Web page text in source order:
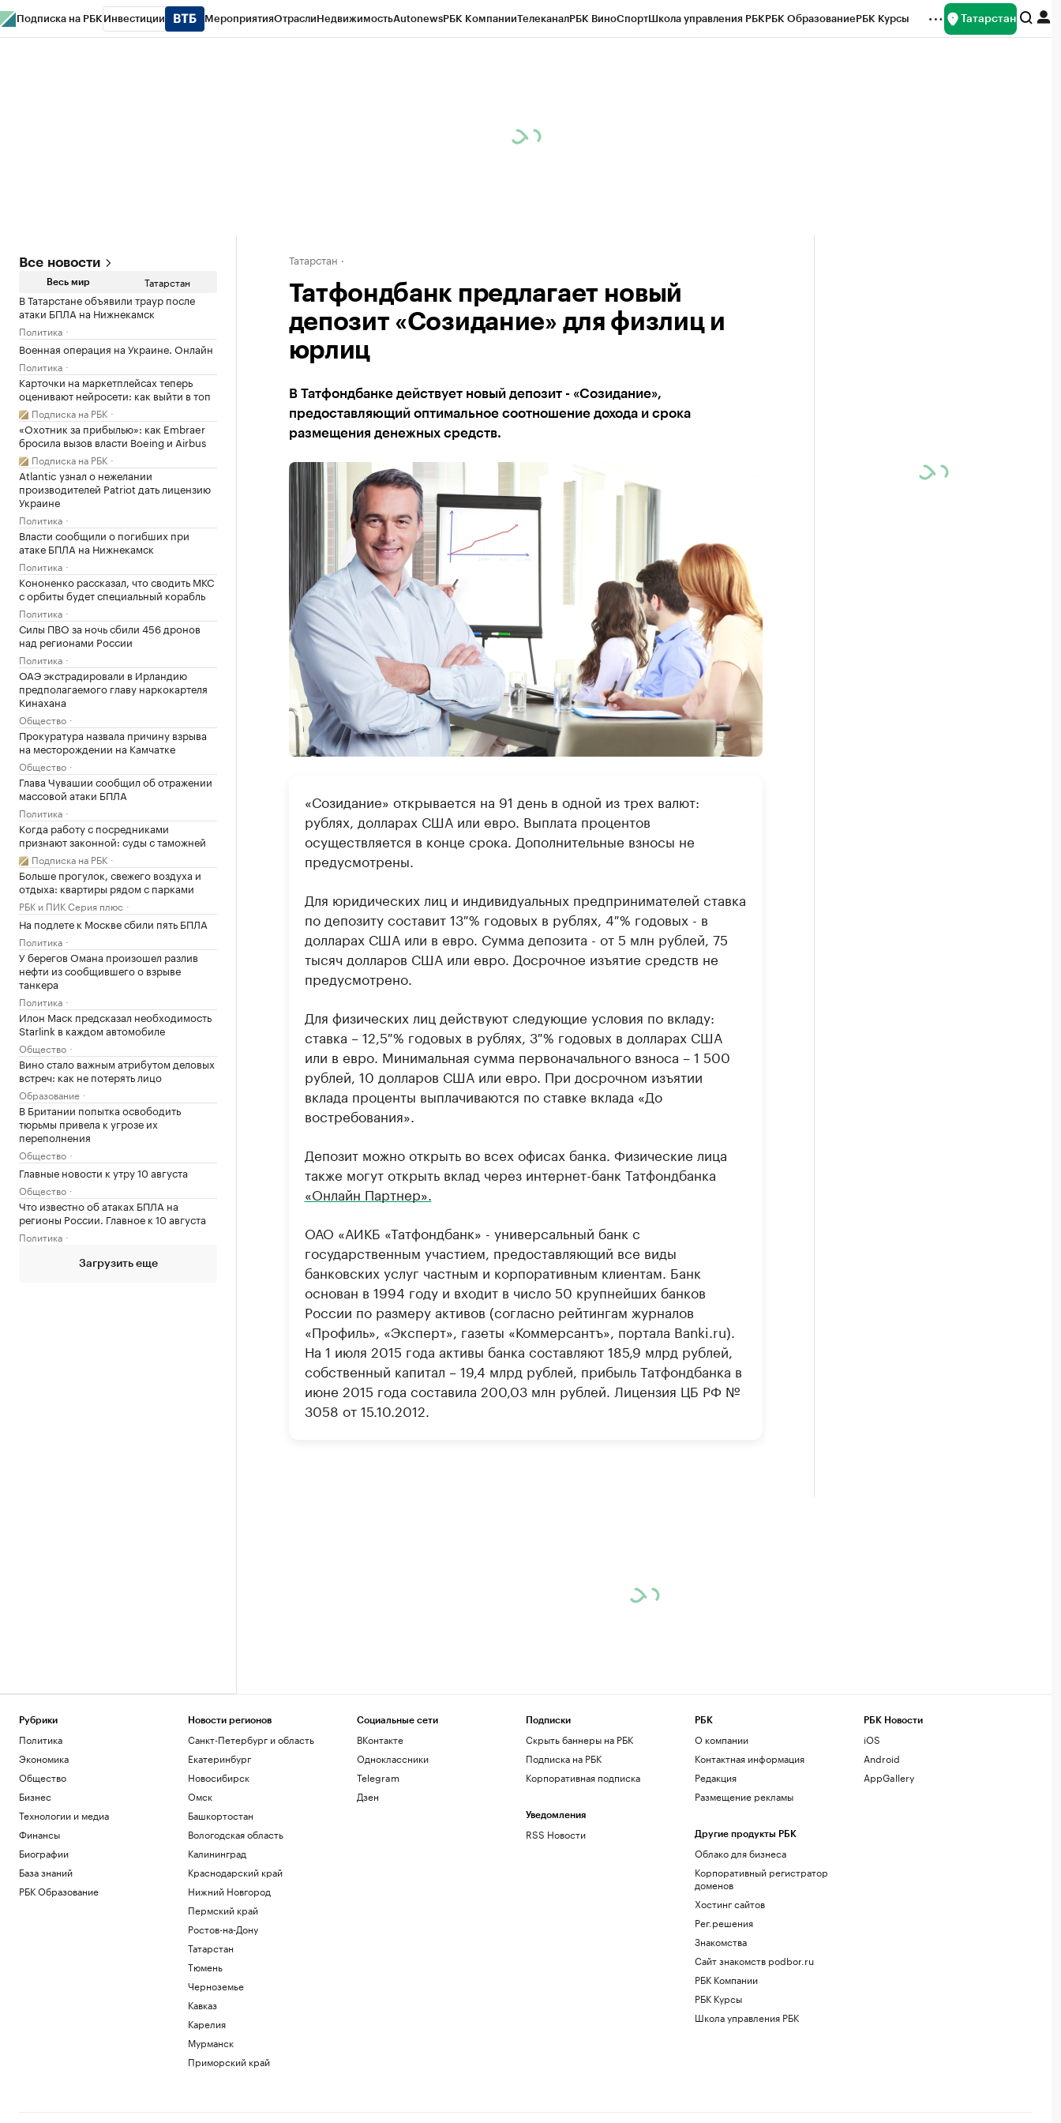
Подписка на РБК Инвестиции МероприятияОтраслиНедвижимостьAutonewsРБК КомпанииТелеканалРБК ВиноСпортШкола управления РБКРБК ОбразованиеРБК Курсы Татарстан
Все новости
Весь мир Татарстан
В Татарстане объявили траур после
атаки БПЛА на Нижнекамск
Политика
Военная операция на Украине. Онлайн
Политика
Карточки на маркетплейсах теперь
оценивают нейросети: как выйти в топ
Подписка на РБК
«Охотник за прибылью»: как Embraer
бросила вызов власти Boeing и Airbus
Подписка на РБК
Atlantic узнал о нежелании
производителей Patriot дать лицензию
Украине
Политика
Власти сообщили о погибших при
атаке БПЛА на Нижнекамск
Политика
Кононенко рассказал, что сводить МКС
с орбиты будет специальный корабль
Политика
Силы ПВО за ночь сбили 456 дронов
над регионами России
Политика
ОАЭ экстрадировали в Ирландию
предполагаемого главу наркокартеля
Кинахана
Общество
Прокуратура назвала причину взрыва
на месторождении на Камчатке
Общество
Глава Чувашии сообщил об отражении
массовой атаки БПЛА
Политика
Когда работу с посредниками
признают законной: суды с таможней
Подписка на РБК
Больше прогулок, свежего воздуха и
отдыха: квартиры рядом с парками
РБК и ПИК Серия плюс
На подлете к Москве сбили пять БПЛА
Политика
У берегов Омана произошел разлив
нефти из сообщившего о взрыве
танкера
Политика
Илон Маск предсказал необходимость
Starlink в каждом автомобиле
Общество
Вино стало важным атрибутом деловых
встреч: как не потерять лицо
Образование
В Британии попытка освободить
тюрьмы привела к угрозе их
переполнения
Общество
Главные новости к утру 10 августа
Общество
Что известно об атаках БПЛА на
регионы России. Главное к 10 августа
Политика
Загрузить еще
Татарстан
Татфондбанк предлагает новый
депозит «Созидание» для физлиц и
юрлиц
В Татфондбанке действует новый депозит - «Созидание»,
предоставляющий оптимальное соотношение дохода и срока
размещения денежных средств.
«Созидание» открывается на 91 день в одной из трех валют:
рублях, долларах США или евро. Выплата процентов
осуществляется в конце срока. Дополнительные взносы не
предусмотрены.
Для юридических лиц и индивидуальных предпринимателей ставка
по депозиту составит 13 % годовых в рублях, 4 % годовых - в
долларах США или в евро. Сумма депозита - от 5 млн рублей, 75
тысяч долларов США или евро. Досрочное изъятие средств не
предусмотрено.
Для физических лиц действуют следующие условия по вкладу:
ставка – 12,5 % годовых в рублях, 3 % годовых в долларах США
или в евро. Минимальная сумма первоначального взноса – 1 500
рублей, 10 долларов США или евро. При досрочном изъятии
вклада проценты выплачиваются по ставке вклада «До
востребования».
Депозит можно открыть во всех офисах банка. Физические лица
также могут открыть вклад через интернет-банк Татфондбанка
«Онлайн Партнер».
ОАО «АИКБ «Татфондбанк» - универсальный банк с
государственным участием, предоставляющий все виды
банковских услуг частным и корпоративным клиентам. Банк
основан в 1994 году и входит в число 50 крупнейших банков
России по размеру активов (согласно рейтингам журналов
«Профиль», «Эксперт», газеты «Коммерсантъ», портала Banki.ru).
На 1 июля 2015 года активы банка составляют 185,9 млрд рублей,
собственный капитал – 19,4 млрд рублей, прибыль Татфондбанка в
июне 2015 года составила 200,03 млн рублей. Лицензия ЦБ РФ №
3058 от 15.10.2012.
Рубрики
Политика
Экономика
Общество
Бизнес
Технологии и медиа
Финансы
Биографии
База знаний
РБК Образование
Новости регионов
Санкт-Петербург и область
Екатеринбург
Новосибирск
Омск
Башкортостан
Вологодская область
Калининград
Краснодарский край
Нижний Новгород
Пермский край
Ростов-на-Дону
Татарстан
Тюмень
Черноземье
Кавказ
Карелия
Мурманск
Приморский край
Социальные сети
ВКонтакте
Одноклассники
Telegram
Дзен
Подписки
Скрыть баннеры на РБК
Подписка на РБК
Корпоративная подписка
Уведомления
RSS Новости
РБК
О компании
Контактная информация
Редакция
Размещение рекламы
Другие продукты РБК
Облако для бизнеса
Корпоративный регистратор
доменов
Хостинг сайтов
Рег.решения
Знакомства
Сайт знакомств podbor.ru
РБК Компании
РБК Курсы
Школа управления РБК
РБК Новости
iOS
Android
AppGallery